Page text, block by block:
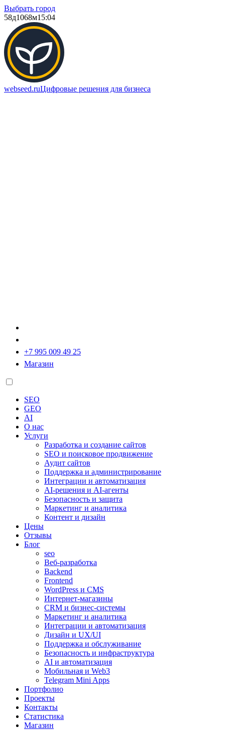
Выбрать город
58д1068м15:04
webseed.ruЦифровые решения для бизнеса
+7 995 009 49 25
Магазин
SEO
GEO
AI
О нас
Услуги
Разработка и создание сайтов
SEO и поисковое продвижение
Аудит сайтов
Поддержка и администрирование
Интеграции и автоматизация
AI-решения и AI-агенты
Безопасность и защита
Маркетинг и аналитика
Контент и дизайн
Цены
Отзывы
Блог
seo
Веб-разработка
Backend
Frontend
WordPress и CMS
Интернет-магазины
CRM и бизнес-системы
Маркетинг и аналитика
Интеграции и автоматизация
Дизайн и UX/UI
Поддержка и обслуживание
Безопасность и инфраструктура
AI и автоматизация
Мобильная и Web3
Telegram Mini Apps
Портфолио
Проекты
Контакты
Статистика
Магазин